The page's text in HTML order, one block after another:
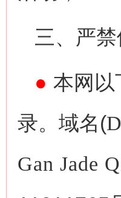
三、严
● 本网以
录。域名(
Gan Jade